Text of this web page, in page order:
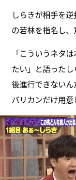
しらきが相手を
の若林を指名し、
「こういうネタ
たい」と語った
後進行できない
バリカンだけ用意